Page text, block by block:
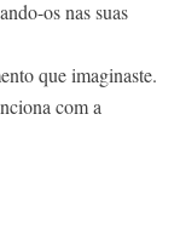
os nas suas
que imaginaste.
com a